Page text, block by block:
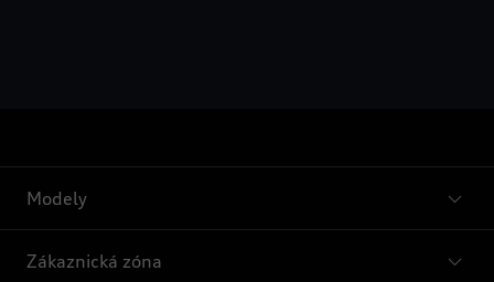
Modely
Zákaznická zóna